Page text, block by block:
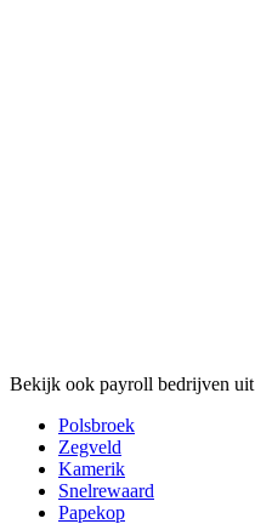
Bekijk ook payroll bedrijven uit
Polsbroek
Zegveld
Kamerik
Snelrewaard
Papekop